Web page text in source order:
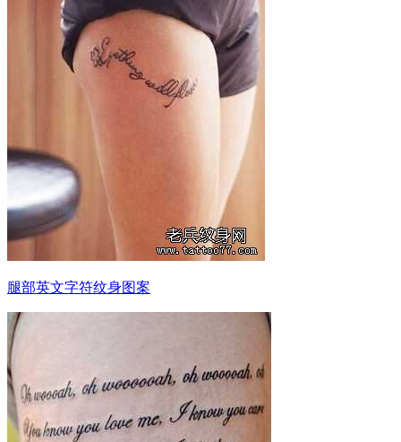
腿部英文字符纹身图案